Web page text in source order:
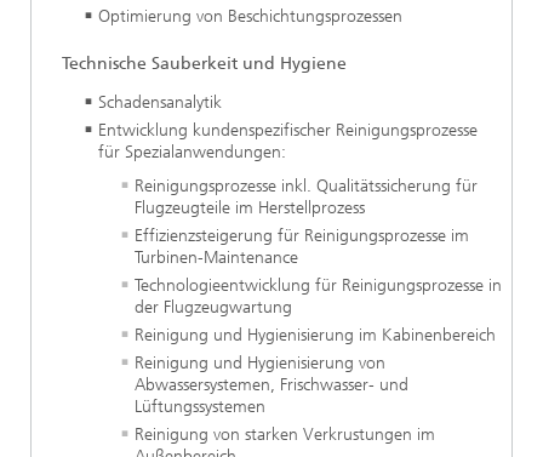
Optimierung von Beschichtungsprozessen
Technische Sauberkeit und Hygiene
Schadensanalytik
Entwicklung kundenspezifischer Reinigungsprozesse
für Spezialanwendungen:
Reinigungsprozesse inkl. Qualitätssicherung für
Flugzeugteile im Herstellprozess
Effizienzsteigerung für Reinigungsprozesse im
Turbinen-Maintenance
Technologieentwicklung für Reinigungsprozesse in
der Flugzeugwartung
Reinigung und Hygienisierung im Kabinenbereich
Reinigung und Hygienisierung von
Abwassersystemen, Frischwasser- und
Lüftungssystemen
Reinigung von starken Verkrustungen im